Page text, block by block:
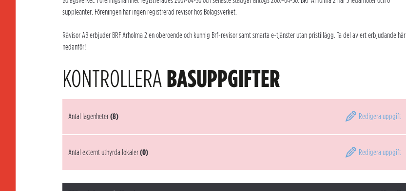
suppleanter. Föreningen har ingen registrerad revisor hos Bolagsverket.
Rävisor AB erbjuder BRF Arholma 2 en oberoende och kunnig Brf-revisor samt smarta e-tjänster utan pristillägg. Ta del av ert erbjudande här
nedanför!
KONTROLLERABASUPPGIFTER
Antal lägenheter(8) Redigera uppgift
Antal externt uthyrda lokaler(0) Redigera uppgift